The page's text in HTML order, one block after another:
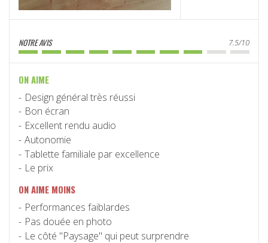
NOTRE AVIS 7.5/10
ON AIME
Design général très réussi
Bon écran
Excellent rendu audio
Autonomie
Tablette familiale par excellence
Le prix
ON AIME MOINS
Performances faiblardes
Pas douée en photo
Le côté "Paysage" qui peut surprendre